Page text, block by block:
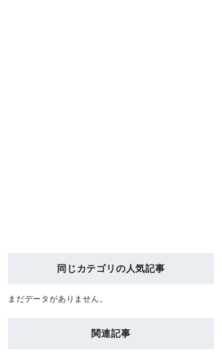
同じカテゴリの人気記事
まだデータがありません。
関連記事